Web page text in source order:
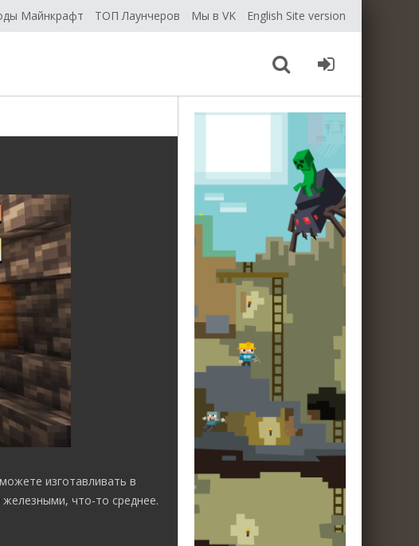
Майнкрафт ТОП Лаунчеров Мы в VK English Site version
изготавливать в
что-то среднее.